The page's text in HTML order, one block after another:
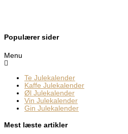
Populærer sider
Menu
Te Julekalender
Kaffe Julekalender
Øl Julekalender
Vin Julekalender
Gin Julekalender
Mest læste artikler